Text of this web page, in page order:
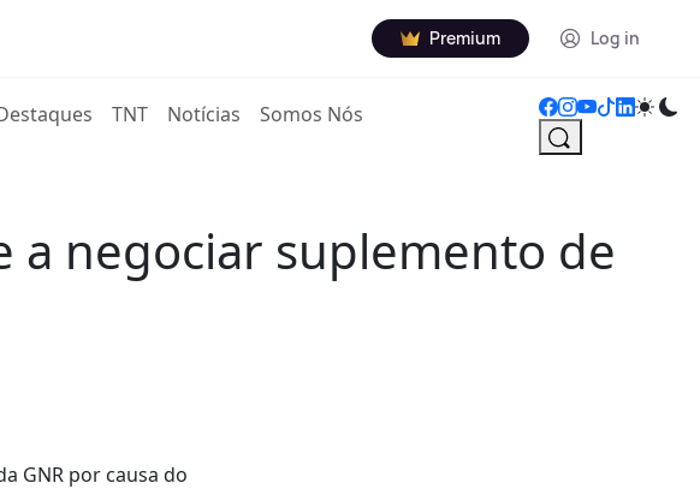
Premium Log in
TNT Notícias Somos Nós
a negociar suplemento de
GNR por causa do